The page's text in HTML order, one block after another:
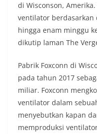
di Wisconson,
ventilator berdasarkan
hingga enam minggu
dikutip laman The
Pabrik Foxconn di
pada tahun 2017
miliar. Foxconn
ventilator dalam
menyebutkan kapan
memproduksi